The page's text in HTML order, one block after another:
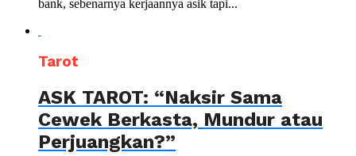
bank, sebenarnya kerjaannya asik tapi...
Tarot
ASK TAROT: “Naksir Sama
Cewek Berkasta, Mundur atau
Perjuangkan?”